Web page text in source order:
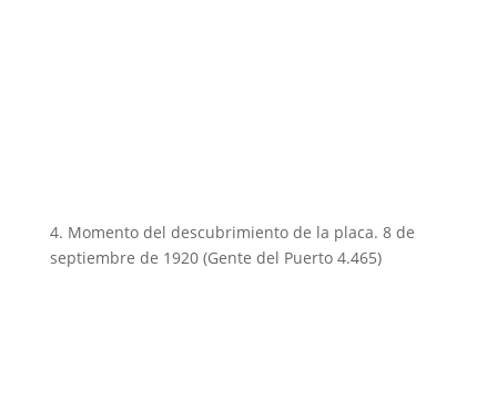
4. Momento del descubrimiento de la placa. 8 de
septiembre de 1920 (Gente del Puerto 4.465)